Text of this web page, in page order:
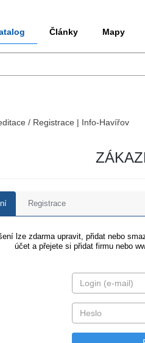
Články Mapy
/ Registrace | Info-Havířov
Registrace
lze zdarma upravit, přidat nebo
účet a přejete si přidat firmu nebo